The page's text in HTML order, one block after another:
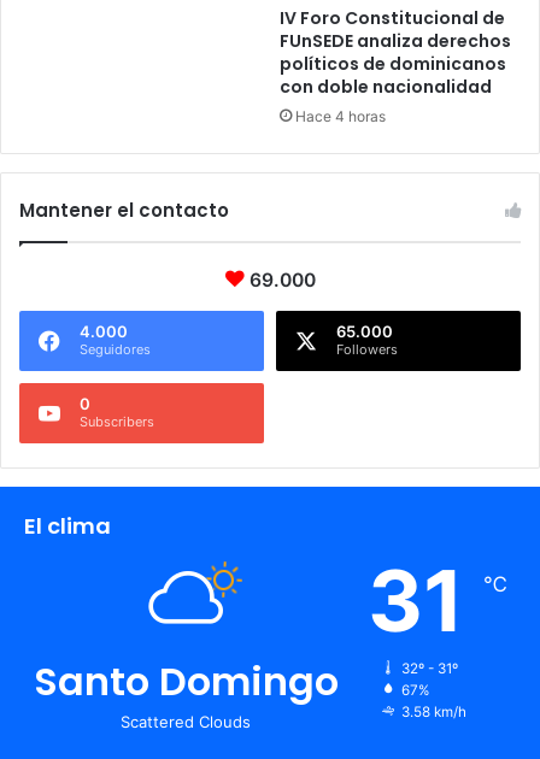
IV Foro Constitucional de
FUnSEDE analiza derechos
políticos de dominicanos
con doble nacionalidad
Hace 4 horas
Mantener el contacto
69.000
4.000
Seguidores
65.000
Followers
0
Subscribers
El clima
Santo Domingo
Scattered Clouds
31 ℃
32º - 31º
67%
3.58 km/h